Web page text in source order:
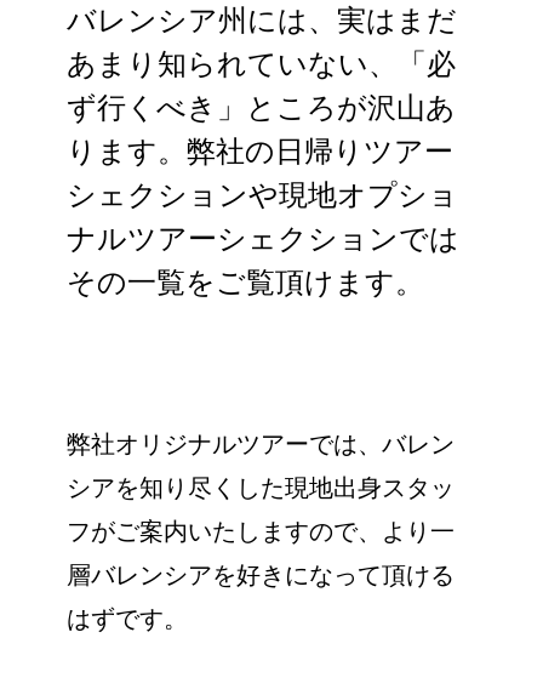
バレンシア州には、実はまだ
あまり知られていない、「必
ず行くべき」ところが沢山あ
ります。弊社の日帰りツアー
シェクションや現地オプショ
ナルツアーシェクションでは
その一覧をご覧頂けます。
弊社オリジナルツアーでは、バレン
シアを知り尽くした現地出身スタッ
フがご案内いたしますので、より一
層バレンシアを好きになって頂ける
はずです。